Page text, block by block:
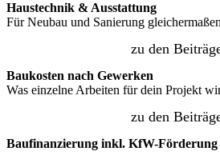
Haustechnik & Ausstattung
Für Neubau und Sanierung
zu den
Baukosten nach Gewerken
Was einzelne Arbeiten für dein Projekt
zu den
Baufinanzierung inkl. KfW-Förderung